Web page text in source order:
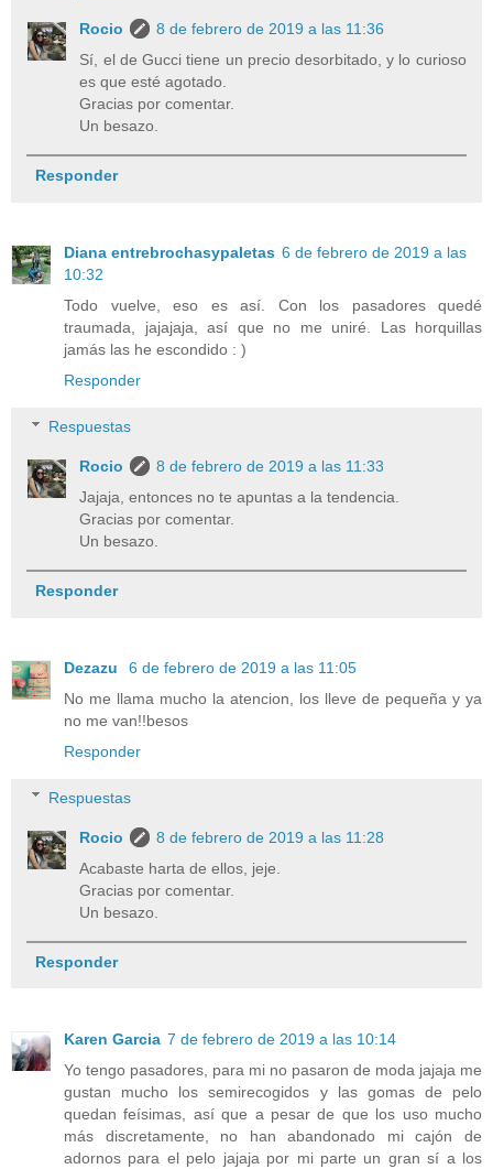
Rocio
8 de febrero de 2019 a las 11:36
Sí, el de Gucci tiene un precio desorbitado, y lo curioso
es que esté agotado.
Gracias por comentar.
Un besazo.
Responder
Diana entrebrochasypaletas 6 de febrero de 2019 a las
10:32
Todo vuelve, eso es así. Con los pasadores quedé
traumada, jajajaja, así que no me uniré. Las horquillas
jamás las he escondido : )
Responder
Respuestas
Rocio
8 de febrero de 2019 a las 11:33
Jajaja, entonces no te apuntas a la tendencia.
Gracias por comentar.
Un besazo.
Responder
Dezazu
6 de febrero de 2019 a las 11:05
No me llama mucho la atencion, los lleve de pequeña y ya
no me van!!besos
Responder
Respuestas
Rocio
8 de febrero de 2019 a las 11:28
Acabaste harta de ellos, jeje.
Gracias por comentar.
Un besazo.
Responder
Karen Garcia 7 de febrero de 2019 a las 10:14
Yo tengo pasadores, para mi no pasaron de moda jajaja me
gustan mucho los semirecogidos y las gomas de pelo
quedan feísimas, así que a pesar de que los uso mucho
más discretamente, no han abandonado mi cajón de
adornos para el pelo jajaja por mi parte un gran sí a los